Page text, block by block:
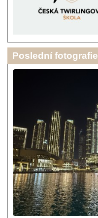
Poslední fotografie